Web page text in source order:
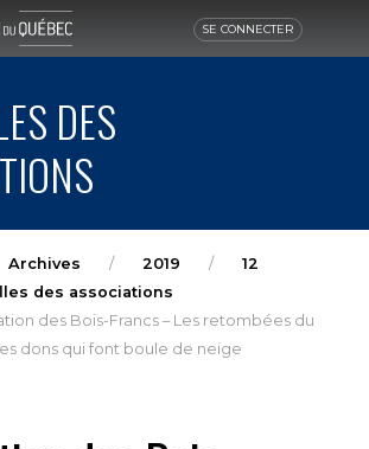
SE CONNECTER
DES
Archives 2019
12
des associations
des Bois-Francs – Les retombées du
dons qui font boule de neige